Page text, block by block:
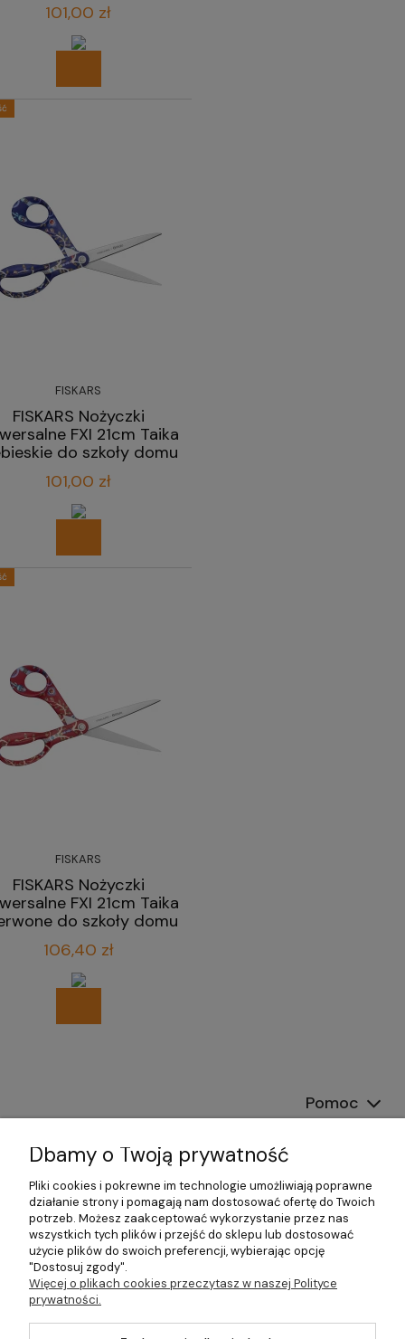
101,00 zł
FISKARS
FISKARS Nożyczki
FXI 21cm Taika
do szkoły domu
101,00 zł
FISKARS
FISKARS Nożyczki
FXI 21cm Taika
do szkoły domu
106,40 zł
Pomoc
Moje konto
Gwarancja i zwroty
O firmie
Dbamy o Twoją prywatność
Pliki cookies i pokrewne im technologie umożliwiają poprawne
działanie strony i pomagają nam dostosować ofertę do Twoich
potrzeb. Możesz zaakceptować wykorzystanie przez nas
wszystkich tych plików i przejść do sklepu lub dostosować
użycie plików do swoich preferencji, wybierając opcję
"Dostosuj zgody".
Więcej o plikach cookies przeczytasz w naszej Polityce
prywatności.